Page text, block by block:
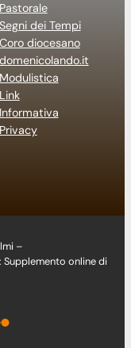
Pastorale
Segni dei Tempi
Coro diocesano
domenicolando.it
Modulistica
Link
Informativa
Privacy
–
Supplemento online di